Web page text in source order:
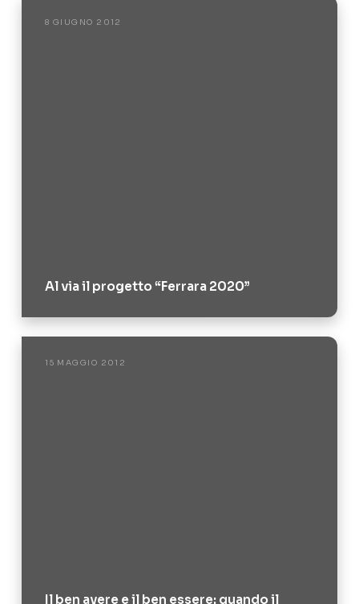
8 GIUGNO 2012
Al via il progetto “Ferrara 2020”
15 MAGGIO 2012
Il ben avere e il ben essere: quando il